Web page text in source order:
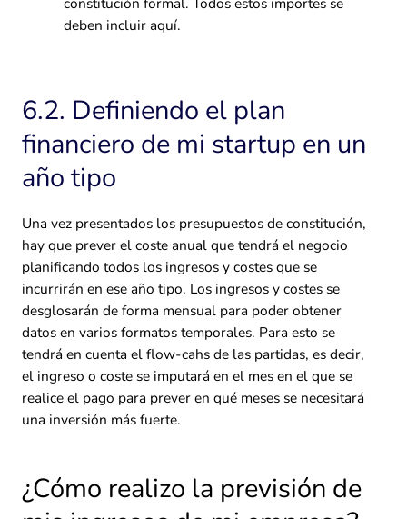
deben incluir aquí.
6.2. Definiendo el plan
financiero de mi startup en un
año tipo
Una vez presentados los presupuestos de constitución,
hay que prever el coste anual que tendrá el negocio
planificando todos los ingresos y costes que se
incurrirán en ese año tipo. Los ingresos y costes se
desglosarán de forma mensual para poder obtener
datos en varios formatos temporales. Para esto se
tendrá en cuenta el flow-cahs de las partidas, es decir,
el ingreso o coste se imputará en el mes en el que se
realice el pago para prever en qué meses se necesitará
una inversión más fuerte.
¿Cómo realizo la previsión de